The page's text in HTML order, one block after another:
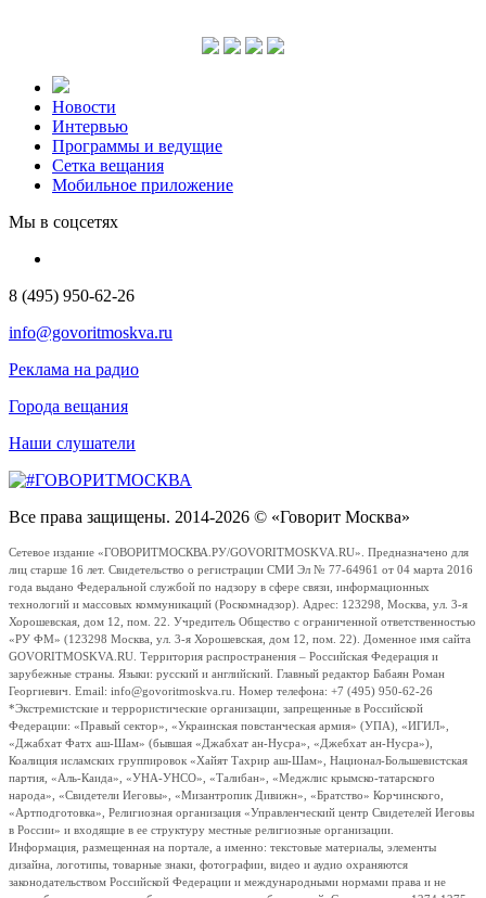
Новости
Интервью
Программы и ведущие
Сетка вещания
Мобильное приложение
Мы в соцсетях
8 (495) 950-62-26
info@govoritmoskva.ru
Реклама на радио
Города вещания
Наши слушатели
Все права защищены. 2014-2026 © «Говорит Москва»
Сетевое издание «ГОВОРИТМОСКВА.РУ/GOVORITMOSKVA.RU». Предназначено для
лиц старше 16 лет. Свидетельство о регистрации СМИ Эл № 77-64961 от 04 марта 2016
года выдано Федеральной службой по надзору в сфере связи, информационных
технологий и массовых коммуникаций (Роскомнадзор). Адрес: 123298, Москва, ул. 3-я
Хорошевская, дом 12, пом. 22. Учредитель Общество с ограниченной ответственностью
«РУ ФМ» (123298 Москва, ул. 3-я Хорошевская, дом 12, пом. 22). Доменное имя сайта
GOVORITMOSKVA.RU. Территория распространения – Российская Федерация и
зарубежные страны. Языки: русский и английский. Главный редактор Бабаян Роман
Георгиевич. Email: info@govoritmoskva.ru. Номер телефона: +7 (495) 950-62-26
*Экстремистские и террористические организации, запрещенные в Российской
Федерации: «Правый сектор», «Украинская повстанческая армия» (УПА), «ИГИЛ»,
«Джабхат Фатх аш-Шам» (бывшая «Джабхат ан-Нусра», «Джебхат ан-Нусра»),
Коалиция исламских группировок «Хайят Тахрир аш-Шам», Национал-Большевистская
партия, «Аль-Каида», «УНА-УНСО», «Талибан», «Меджлис крымско-татарского
народа», «Свидетели Иеговы», «Мизантропик Дивижн», «Братство» Корчинского,
«Артподготовка», Религиозная организация «Управленческий центр Свидетелей Иеговы
в России» и входящие в ее структуру местные религиозные организации.
Информация, размещенная на портале, а именно: текстовые материалы, элементы
дизайна, логотипы, товарные знаки, фотографии, видео и аудио охраняются
законодательством Российской Федерации и международными нормами права и не